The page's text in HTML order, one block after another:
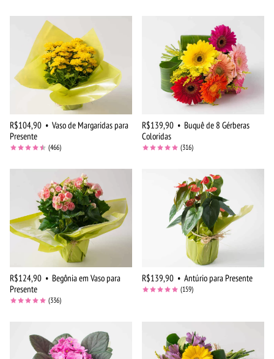
R$104,90 • Vaso de Margaridas para
Presente
(466)
R$139,90 • Buquê de 8 Gérberas
Coloridas
(316)
R$124,90 • Begônia em Vaso para
Presente
(336)
R$139,90 • Antúrio para Presente
(159)